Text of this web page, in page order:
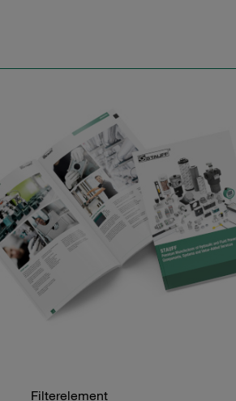
Filterelement